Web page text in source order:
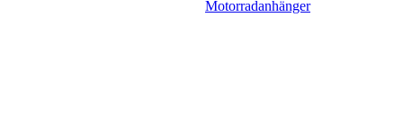
Motorradanhänger